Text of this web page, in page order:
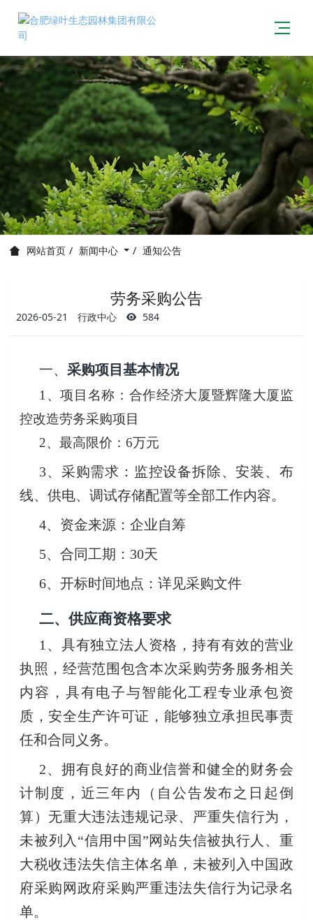
网站首页 新闻中心 通知公告
劳务采购公告
2026-05-21 行政中心 584
一、采购项目基本情况
1、项目名称：合作经济大厦暨辉隆大厦监
控改造劳务采购项目
2、最高限价：6万元
3、采购需求：监控设备拆除、安装、布
线、供电、调试存储配置等全部工作内容。
4、资金来源：企业自筹
5、合同工期：30天
6、开标时间地点：详见采购文件
二、供应商资格要求
1、具有独立法人资格，持有有效的营业
执照，经营范围包含本次采购劳务服务相关
内容，具有电子与智能化工程专业承包资
质，安全生产许可证，能够独立承担民事责
任和合同义务。
2、拥有良好的商业信誉和健全的财务会
计制度，近三年内（自公告发布之日起倒
算）无重大违法违规记录、严重失信行为，
未被列入“信用中国”网站失信被执行人、重
大税收违法失信主体名单，未被列入中国政
府采购网政府采购严重违法失信行为记录名
单。